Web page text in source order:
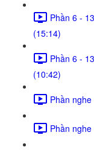
Phần 6 -
(15:14)
Phần 6 -
(10:42)
Phần
Phần